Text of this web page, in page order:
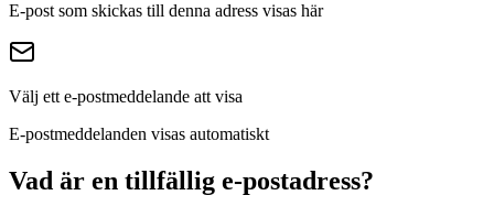
E-post som skickas till denna adress visas här
Välj ett e-postmeddelande att visa
E-postmeddelanden visas automatiskt
Vad är en tillfällig e-postadress?